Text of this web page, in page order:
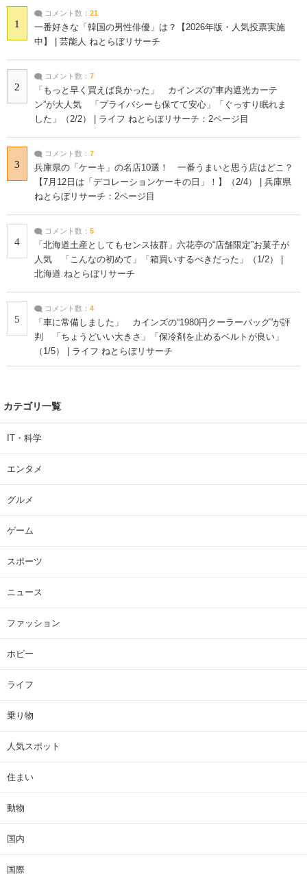
1
コメント数： 21
一番好きな「韓国の男性俳優」は？【2026年版・人気投票実施
中】 | 芸能人 ねとらぼリサーチ
2
コメント数： 7
「もっと早く買えば良かった」 カインズの“車内遮光カーテ
ン”が大人気 「プライバシーも保てて安心」「ぐっすり眠れま
した」（2/2） | ライフ ねとらぼリサーチ：2ページ目
3
コメント数： 7
兵庫県の「ケーキ」の名店10選！ 一番うまいと思う店はどこ？
【7月12日は「デコレーションケーキの日」！】（2/4） | 兵庫県
ねとらぼリサーチ：2ページ目
4
コメント数： 5
「北海道土産としてもセンス抜群」六花亭の“店舗限定”お菓子が
人気 「こんなの初めて」「箱買いするべきだった」（1/2） |
北海道 ねとらぼリサーチ
5
コメント数： 4
「車に常備しました」 カインズの“1980円クーラーバッグ”が評
判 「ちょうどいい大きさ」「保冷剤を止めるベルトが良い」
（1/5） | ライフ ねとらぼリサーチ
カテゴリ一覧
IT・科学
エンタメ
グルメ
ゲーム
スポーツ
ニュース
ファッション
ホビー
ライフ
乗り物
人気スポット
住まい
動物
国内
国際